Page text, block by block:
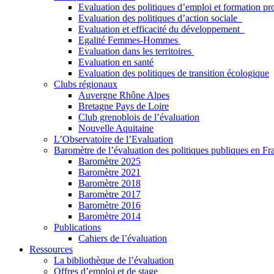
Evaluation des politiques d’emploi et formation
Evaluation des politiques d’action sociale
Evaluation et efficacité du développement
Egalité Femmes-Hommes
Evaluation dans les territoires
Evaluation en santé
Evaluation des politiques de transition écologique
Clubs régionaux
Auvergne Rhône Alpes
Bretagne Pays de Loire
Club grenoblois de l’évaluation
Nouvelle Aquitaine
L’Observatoire de l’Evaluation
Baromètre de l’évaluation des politiques publiques en
Baromètre 2025
Baromètre 2021
Baromètre 2018
Baromètre 2017
Baromètre 2016
Baromètre 2014
Publications
Cahiers de l’évaluation
Ressources
La bibliothèque de l’évaluation
Offres d’emploi et de stage